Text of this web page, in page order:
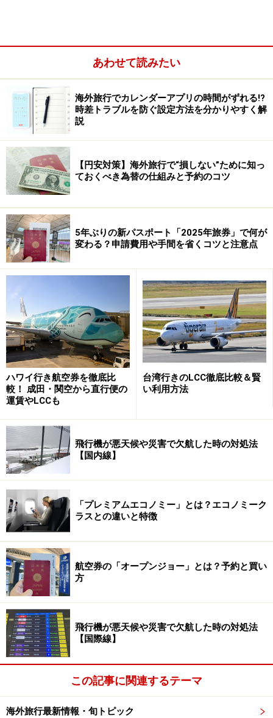
2. シアバター
機内の乾燥対策の一環として、手放せないのが保湿力が
高いシアバター。機内で睡眠を取るときにはシアバター
を顔に塗ってから休みます。このシアバターの優れた点
は、きわめて応用力が高いこと。顔はもちろん、手にも
髪にも唇にも使えます。つまり、ハンドクリームやリッ
プクリームとして使ってもいいし、ヘアケアのお役立ち
してくれるスグレモノ。機内に持ち込むには最適です
よ。
M-mark シア脂(シアバター)バーム 20g
シアバターはいろいろなブランドから発売されています
が、ガイドが愛用しているのは松山油脂のシアバター。
コンパクトなサイズで、価格も手頃。ベタベタしない使
用感も気に入っています。少し固めのテクスチャーです
あわせて読みたい
海外旅行でカレンダーアプリの時間がずれる!?
時差トラブルを防ぐ設定方法を分かりやすく解
説
【円安対策】海外旅行で“損しない”ために知っ
ておくべき為替の仕組みと予約のコツ
5年ぶりの新パスポート「2025年旅券」で何が
変わる？申請費用や手間を省くコツと注意点
ハワイ行き航空券を徹底比
較！ 成田・関空から直行便の
運賃やLCCも
台湾行きのLCC徹底比較＆賢
い利用方法
飛行機が悪天候や災害で欠航した時の対処法
【国内線】
「プレミアムエコノミー」とは？エコノミーク
ラスとの違いと特徴
航空券の「オープンジョー」とは？予約と買い
方
飛行機が悪天候や災害で欠航した時の対処法
【国際線】
この記事に関連するテーマ
海外旅行最新情報・旬トピック